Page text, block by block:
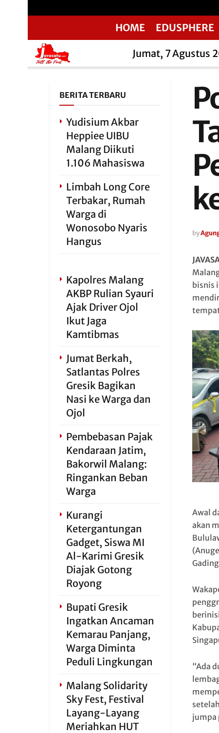
HOME EDUSPHERE
Jumat, 7 Agustus
by
bisnis
Awal
akan
“Ada
jumpa
BERITA TERBARU
Yudisium Akbar
Heppiee UIBU
Malang Diikuti
1.106 Mahasiswa
Limbah Long Core
Terbakar, Rumah
Warga di
Wonosobo Nyaris
Hangus
Kapolres Malang
AKBP Rulian Syauri
Ajak Driver Ojol
Ikut Jaga
Kamtibmas
Jumat Berkah,
Satlantas Polres
Gresik Bagikan
Nasi ke Warga dan
Ojol
Pembebasan Pajak
Kendaraan Jatim,
Bakorwil Malang:
Ringankan Beban
Warga
Kurangi
Ketergantungan
Gadget, Siswa MI
Al-Karimi Gresik
Diajak Gotong
Royong
Bupati Gresik
Ingatkan Ancaman
Kemarau Panjang,
Warga Diminta
Peduli Lingkungan
Malang Solidarity
Sky Fest, Festival
Layang-Layang
Meriahkan HUT